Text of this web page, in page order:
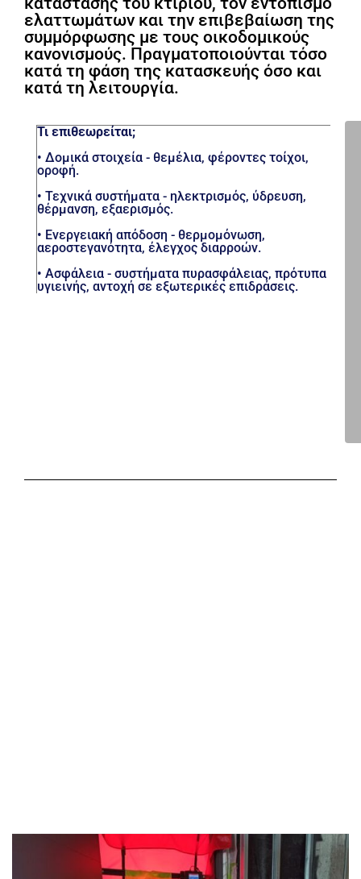
ελαττωμάτων και την επιβεβαίωση της
συμμόρφωσης με τους οικοδομικούς
κανονισμούς. Πραγματοποιούνται τόσο
κατά τη φάση της κατασκευής όσο και
κατά τη λειτουργία.
Τι επιθεωρείται;
• Δομικά στοιχεία - θεμέλια, φέροντες τοίχοι,
οροφή.
• Τεχνικά συστήματα - ηλεκτρισμός, ύδρευση,
θέρμανση, εξαερισμός.
• Ενεργειακή απόδοση - θερμομόνωση,
αεροστεγανότητα, έλεγχος διαρροών.
• Ασφάλεια - συστήματα πυρασφάλειας, πρότυπα
υγιεινής, αντοχή σε εξωτερικές επιδράσεις.